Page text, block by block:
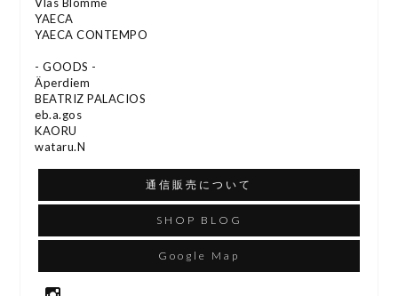
Vlas Blomme
YAECA
YAECA CONTEMPO
- GOODS -
Äperdiem
BEATRIZ PALACIOS
eb.a.gos
KAORU
wataru.N
通信販売について
SHOP BLOG
Google Map